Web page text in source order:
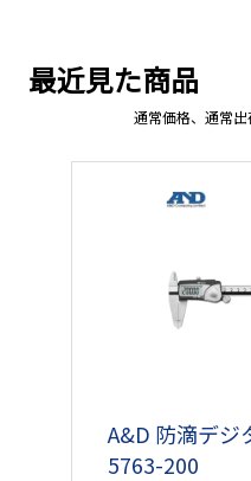
最近見た商品
通常価格、通常出
A&D 防滴デジ
5763-200